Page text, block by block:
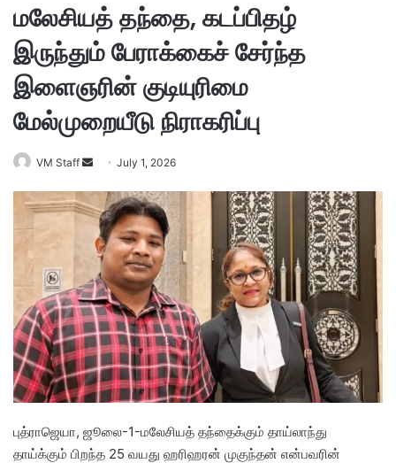
மலேசியத் தந்தை, கடப்பிதழ்
இருந்தும் பேராக்கைச் சேர்ந்த
இளைஞரின் குடியுரிமை
மேல்முறையீடு நிராகரிப்பு
VM Staff
n
d
a
e
m
a
i
l
July 1, 2026
புத்ராஜெயா, ஜூலை-1-மலேசியத் தந்தைக்கும் தாய்லாந்து
தாய்க்கும் பிறந்த 25 வயது ஹரிஹரன் முகுந்தன் என்பவரின்